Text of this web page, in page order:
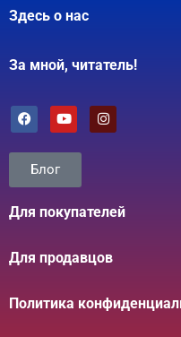
Здесь о нас
За мной, читатель!
Блог
Для покупателей
Для продавцов
Политика